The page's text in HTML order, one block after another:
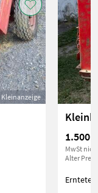
Kleinanzeige
1.500 €
MwSt
Alter Preis